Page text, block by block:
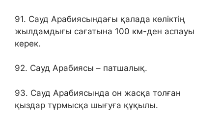
91. Сауд Арабиясындағы қалада көліктің
жылдамдығы сағатына 100 км-ден аспауы
керек.
92. Сауд Арабиясы – патшалық.
93. Сауд Арабиясында он жасқа толған
қыздар тұрмысқа шығуға құқылы.